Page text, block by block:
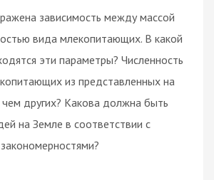
зависимость между массой
вида млекопитающих. В какой
эти параметры? Численность
из представленных на
других? Какова должна быть
на Земле в соответствии с